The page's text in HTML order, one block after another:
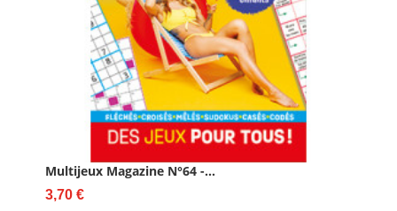
Multijeux Magazine N°64 -...
Prix
3,70 €